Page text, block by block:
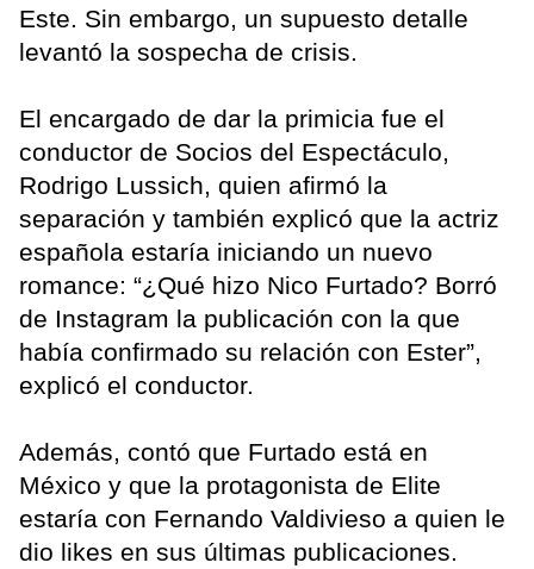
Este. Sin embargo, un supuesto detalle
levantó la sospecha de crisis.
El encargado de dar la primicia fue el
conductor de Socios del Espectáculo,
Rodrigo Lussich, quien afirmó la
separación y también explicó que la actriz
española estaría iniciando un nuevo
romance: “¿Qué hizo Nico Furtado? Borró
de Instagram la publicación con la que
había confirmado su relación con Ester”,
explicó el conductor.
Además, contó que Furtado está en
México y que la protagonista de Elite
estaría con Fernando Valdivieso a quien le
dio likes en sus últimas publicaciones.